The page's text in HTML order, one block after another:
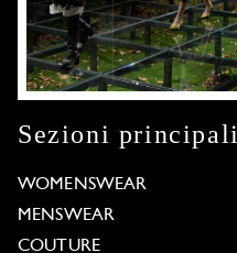
Sezioni principali
WOMENSWEAR
MENSWEAR
COUTURE